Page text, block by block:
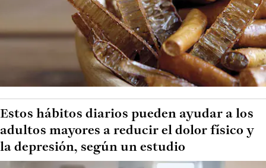
Estos hábitos diarios pueden ayudar a los
adultos mayores a reducir el dolor físico y
la depresión, según un estudio